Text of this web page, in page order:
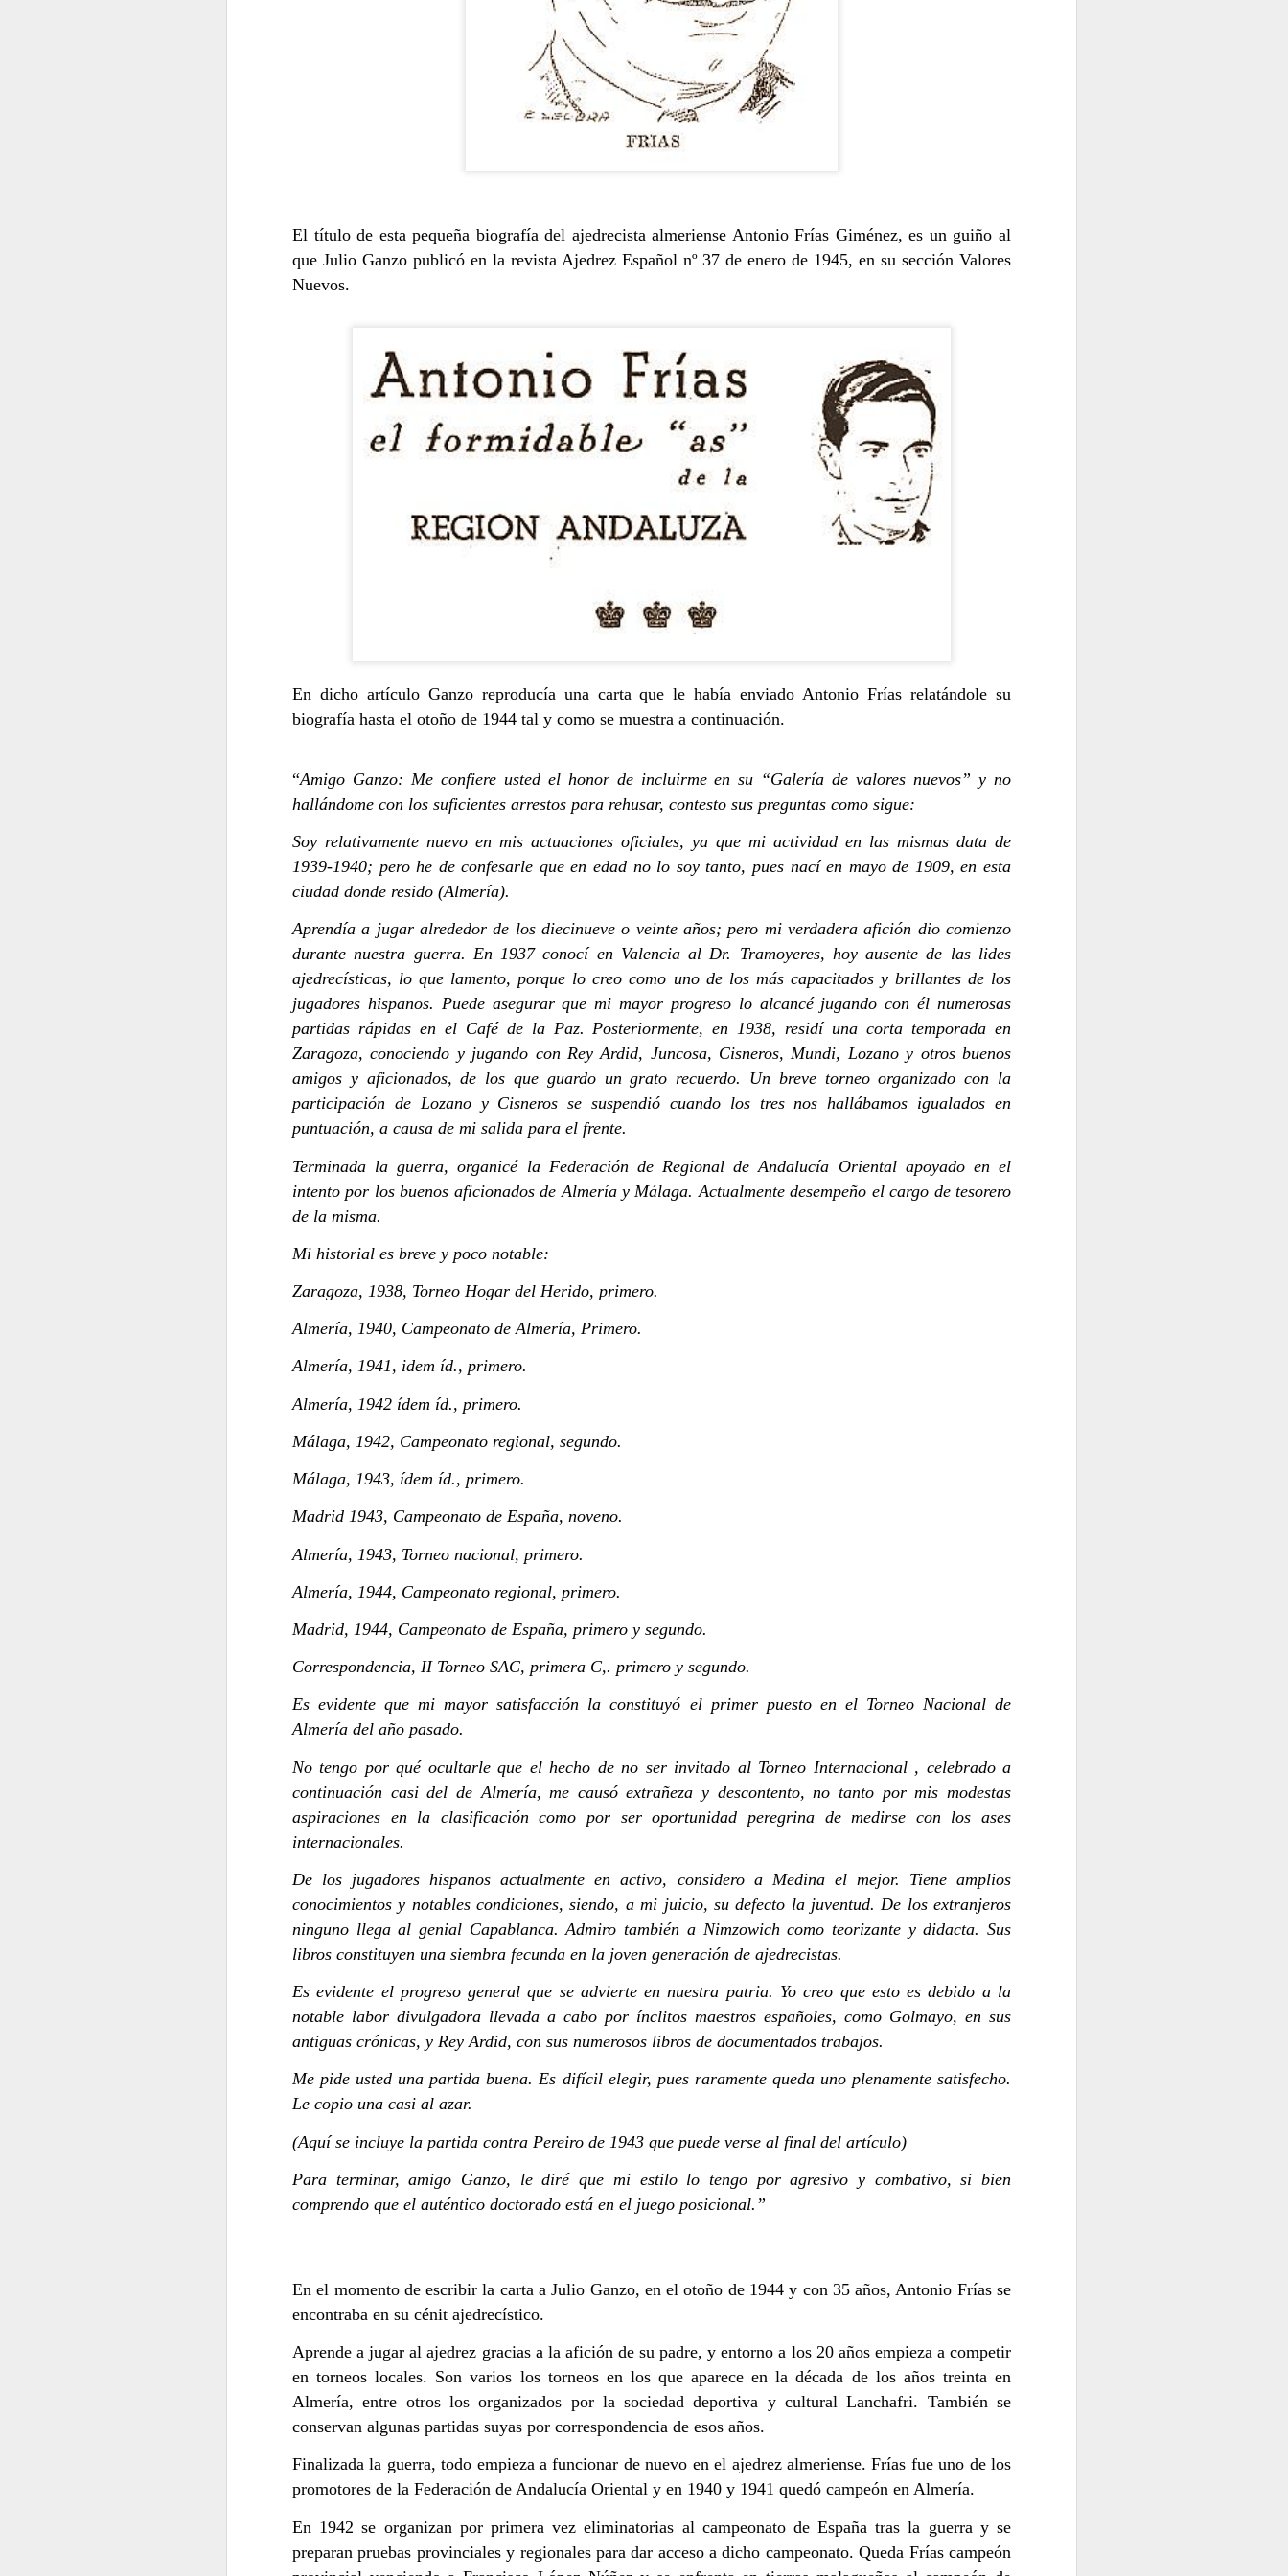
El título de esta pequeña biografía del ajedrecista almeriense Antonio Frías Giménez, es un guiño al
que Julio Ganzo publicó en la revista Ajedrez Español nº 37 de enero de 1945, en su sección Valores
Nuevos.
En dicho artículo Ganzo reproducía una carta que le había enviado Antonio Frías relatándole su
biografía hasta el otoño de 1944 tal y como se muestra a continuación.
“Amigo Ganzo: Me confiere usted el honor de incluirme en su “Galería de valores nuevos” y no
hallándome con los suficientes arrestos para rehusar, contesto sus preguntas como sigue:
Soy relativamente nuevo en mis actuaciones oficiales, ya que mi actividad en las mismas data de
1939-1940; pero he de confesarle que en edad no lo soy tanto, pues nací en mayo de 1909, en esta
ciudad donde resido (Almería).
Aprendía a jugar alrededor de los diecinueve o veinte años; pero mi verdadera afición dio comienzo
durante nuestra guerra. En 1937 conocí en Valencia al Dr. Tramoyeres, hoy ausente de las lides
ajedrecísticas, lo que lamento, porque lo creo como uno de los más capacitados y brillantes de los
jugadores hispanos. Puede asegurar que mi mayor progreso lo alcancé jugando con él numerosas
partidas rápidas en el Café de la Paz. Posteriormente, en 1938, residí una corta temporada en
Zaragoza, conociendo y jugando con Rey Ardid, Juncosa, Cisneros, Mundi, Lozano y otros buenos
amigos y aficionados, de los que guardo un grato recuerdo. Un breve torneo organizado con la
participación de Lozano y Cisneros se suspendió cuando los tres nos hallábamos igualados en
puntuación, a causa de mi salida para el frente.
Terminada la guerra, organicé la Federación de Regional de Andalucía Oriental apoyado en el
intento por los buenos aficionados de Almería y Málaga. Actualmente desempeño el cargo de tesorero
de la misma.
Mi historial es breve y poco notable:
Zaragoza, 1938, Torneo Hogar del Herido, primero.
Almería, 1940, Campeonato de Almería, Primero.
Almería, 1941, idem íd., primero.
Almería, 1942 ídem íd., primero.
Málaga, 1942, Campeonato regional, segundo.
Málaga, 1943, ídem íd., primero.
Madrid 1943, Campeonato de España, noveno.
Almería, 1943, Torneo nacional, primero.
Almería, 1944, Campeonato regional, primero.
Madrid, 1944, Campeonato de España, primero y segundo.
Correspondencia, II Torneo SAC, primera C,. primero y segundo.
Es evidente que mi mayor satisfacción la constituyó el primer puesto en el Torneo Nacional de
Almería del año pasado.
No tengo por qué ocultarle que el hecho de no ser invitado al Torneo Internacional , celebrado a
continuación casi del de Almería, me causó extrañeza y descontento, no tanto por mis modestas
aspiraciones en la clasificación como por ser oportunidad peregrina de medirse con los ases
internacionales.
De los jugadores hispanos actualmente en activo, considero a Medina el mejor. Tiene amplios
conocimientos y notables condiciones, siendo, a mi juicio, su defecto la juventud. De los extranjeros
ninguno llega al genial Capablanca. Admiro también a Nimzowich como teorizante y didacta. Sus
libros constituyen una siembra fecunda en la joven generación de ajedrecistas.
Es evidente el progreso general que se advierte en nuestra patria. Yo creo que esto es debido a la
notable labor divulgadora llevada a cabo por ínclitos maestros españoles, como Golmayo, en sus
antiguas crónicas, y Rey Ardid, con sus numerosos libros de documentados trabajos.
Me pide usted una partida buena. Es difícil elegir, pues raramente queda uno plenamente satisfecho.
Le copio una casi al azar.
(Aquí se incluye la partida contra Pereiro de 1943 que puede verse al final del artículo)
Para terminar, amigo Ganzo, le diré que mi estilo lo tengo por agresivo y combativo, si bien
comprendo que el auténtico doctorado está en el juego posicional.”
En el momento de escribir la carta a Julio Ganzo, en el otoño de 1944 y con 35 años, Antonio Frías se
encontraba en su cénit ajedrecístico.
Aprende a jugar al ajedrez gracias a la afición de su padre, y entorno a los 20 años empieza a competir
en torneos locales. Son varios los torneos en los que aparece en la década de los años treinta en
Almería, entre otros los organizados por la sociedad deportiva y cultural Lanchafri. También se
conservan algunas partidas suyas por correspondencia de esos años.
Finalizada la guerra, todo empieza a funcionar de nuevo en el ajedrez almeriense. Frías fue uno de los
promotores de la Federación de Andalucía Oriental y en 1940 y 1941 quedó campeón en Almería.
En 1942 se organizan por primera vez eliminatorias al campeonato de España tras la guerra y se
preparan pruebas provinciales y regionales para dar acceso a dicho campeonato. Queda Frías campeón
PASO A PASO VAMOS A LA GUERRA
EL DECLIVE ES REALIDAD EL PETRÓLEO EL MEDIO ORIENTE JUAN CASTILLA
DESMITIFICANDO LA IA LA INFLACIÓN
JUAN CASTILLA LA PASIVIDAD MARIE CURIE EL NUEVO CICLO HISTÓRICO
Después... el silencio Convocatoria ciudadana Análisis
EL FUTURO AÚN ESTÁ POR CONSTRUIRSE
JUAN CASTILLA AURORA PEREGRINA VARELA. VAN GOGH.DEL REY, $US, AL PETRODÓLAR JUAN CASTILLA
Redefinir la cultura política Como USA impuso su Unipolaridad hegemónicaUN PAÍS HÉCTOR POLEO GUADARRAMA
JUAN CASTILLA JUAN CASTILLA